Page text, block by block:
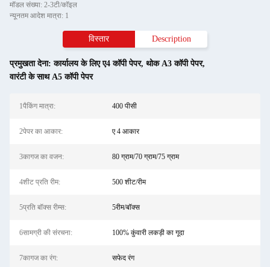
मॉडल संख्या: 2-3टी/कॉइल
न्यूनतम आदेश मात्रा: 1
विस्तार Description
प्रमुखता देना:कार्यालय के लिए ए4 कॉपी पेपर, थोक A3 कॉपी पेपर,
वारंटी के साथ A5 कॉपी पेपर
1पैकिंग मात्रा: 400 पीसी
2पेपर का आकार: ए 4 आकार
3कागज का वजन: 80 ग्राम/70 ग्राम/75 ग्राम
4शीट प्रति रीम: 500 शीट/रीम
5प्रति बॉक्स रीम्स: 5रीम/बॉक्स
6सामग्री की संरचना: 100% कुंवारी लकड़ी का गूदा
7कागज का रंग: सफेद रंग